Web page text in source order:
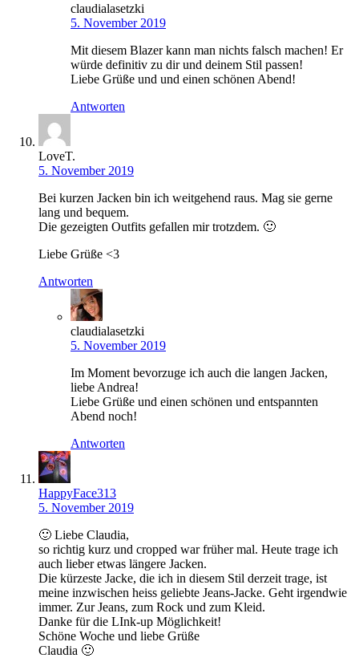
claudialasetzki
5. November 2019
Mit diesem Blazer kann man nichts falsch machen! Er
würde definitiv zu dir und deinem Stil passen!
Liebe Grüße und und einen schönen Abend!
Antworten
LoveT.
5. November 2019
Bei kurzen Jacken bin ich weitgehend raus. Mag sie gerne
lang und bequem.
Die gezeigten Outfits gefallen mir trotzdem. 🙂
Liebe Grüße <3
Antworten
claudialasetzki
5. November 2019
Im Moment bevorzuge ich auch die langen Jacken,
liebe Andrea!
Liebe Grüße und einen schönen und entspannten
Abend noch!
Antworten
HappyFace313
5. November 2019
🙂 Liebe Claudia,
so richtig kurz und cropped war früher mal. Heute trage ich
auch lieber etwas längere Jacken.
Die kürzeste Jacke, die ich in diesem Stil derzeit trage, ist
meine inzwischen heiss geliebte Jeans-Jacke. Geht irgendwie
immer. Zur Jeans, zum Rock und zum Kleid.
Danke für die LInk-up Möglichkeit!
Schöne Woche und liebe Grüße
Claudia 🙂